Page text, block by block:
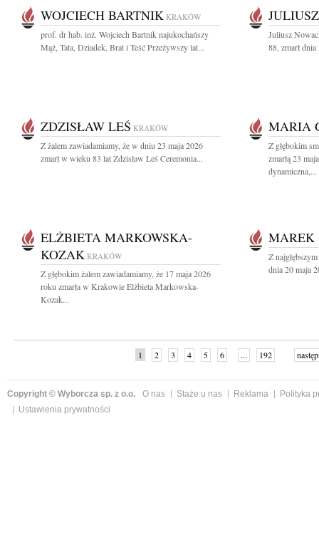
WOJCIECH BARTNIK KRAKÓW
prof. dr hab. inż. Wojciech Bartnik najukochańszy
Mąż, Tata, Dziadek, Brat i Teść Przeżywszy lat...
Juliusz
88, zmarł
ZDZISŁAW LEŚ KRAKÓW
Z żalem zawiadamiamy, że w dniu 23 maja 2026
zmarł w wieku 83 lat Zdzisław Leś Ceremonia...
MARIA
Z głębokim
zmarłą 23
dynamiczna,...
ELŻBIETA MARKOWSKA-
KOZAK KRAKÓW
Z głębokim żalem zawiadamiamy, że 17 maja 2026
roku zmarła w Krakowie Elżbieta Markowska-
Kozak...
MAREK
Z
dnia 20 maja
1 2 3 4 5 6 ... 192
Copyright © Wyborcza sp. z o.o. O nas Staże u nas Reklama
Polityka
Ustawienia prywatności